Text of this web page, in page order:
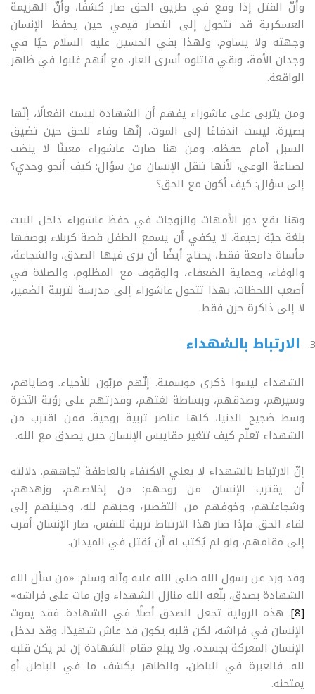
وأنّ القتل إذا وقع في طريق الحق صار كشفًا، وأنّ الهزيمة
العسكرية قد تتحول إلى انتصار قيمي حين يحفظ الإنسان
وجهته ولا يساوم. ولهذا بقي الحسين عليه السلام حيًا في
وجدان الأمة، وبقي قاتلوه أسرى العار، مع أنهم غلبوا في ظاهر
الواقعة.
ومن يتربى على عاشوراء يفهم أن الشهادة ليست انفعالًا، إنّها
بصيرة. ليست اندفاعًا إلى الموت، إنّها وفاء للحق حين تضيق
السبل أمام حفظه. ومن هنا صارت عاشوراء معينًا لا ينضب
لصناعة الوعي، لأنها تنقل الإنسان من سؤال: كيف أنجو وحدي؟
إلى سؤال: كيف أكون مع الحق؟
وهنا يقع دور الأمهات والزوجات في حفظ عاشوراء داخل البيت
بلغة حيّة رحيمة. لا يكفي أن يسمع الطفل قصة كربلاء بوصفها
مأساة دامعة فقط، يحتاج أيضًا أن يرى فيها الصدق، والشجاعة،
والوفاء، وحماية الضعفاء، والوقوف مع المظلوم، والصلاة في
أصعب اللحظات. بهذا تتحول عاشوراء إلى مدرسة لتربية الضمير،
لا إلى ذاكرة حزن فقط.
الارتباط بالشهداء
الشهداء ليسوا ذكرى موسمية. إنّهم مربّون للأحياء. وصاياهم،
وسيرهم، وصدقهم، وبساطة لغتهم، وقدرتهم على رؤية الآخرة
وسط ضجيج الدنيا، كلها عناصر تربية روحية. فمن اقترب من
الشهداء تعلّم كيف تتغير مقاييس الإنسان حين يصدق مع الله.
إنّ الارتباط بالشهداء لا يعني الاكتفاء بالعاطفة تجاههم. دلالته
أن يقترب الإنسان من روحهم: من إخلاصهم، وزهدهم،
وشجاعتهم، وخوفهم من التقصير، وحبهم لله، وحنينهم إلى
لقاء الحق. فإذا صار هذا الارتباط تربية للنفس، صار الإنسان أقرب
إلى مقامهم، ولو لم يُكتب له أن يُقتل في الميدان.
وقد ورد عن رسول الله صلى الله عليه وآله وسلم: «من سأل الله
الشهادة بصدق، بلّغه الله منازل الشهداء وإن مات على فراشه»
[8] . هذه الرواية تجعل الصدق أصلًا في الشهادة. فقد يموت
الإنسان في فراشه، لكن قلبه يكون قد عاش شهيدًا. وقد يدخل
الإنسان المعركة بجسده، ولا يبلغ مقام الشهادة إن لم يكن قلبه
لله. فالعبرة في الباطن، والظاهر يكشف ما في الباطن أو
يمتحنه.